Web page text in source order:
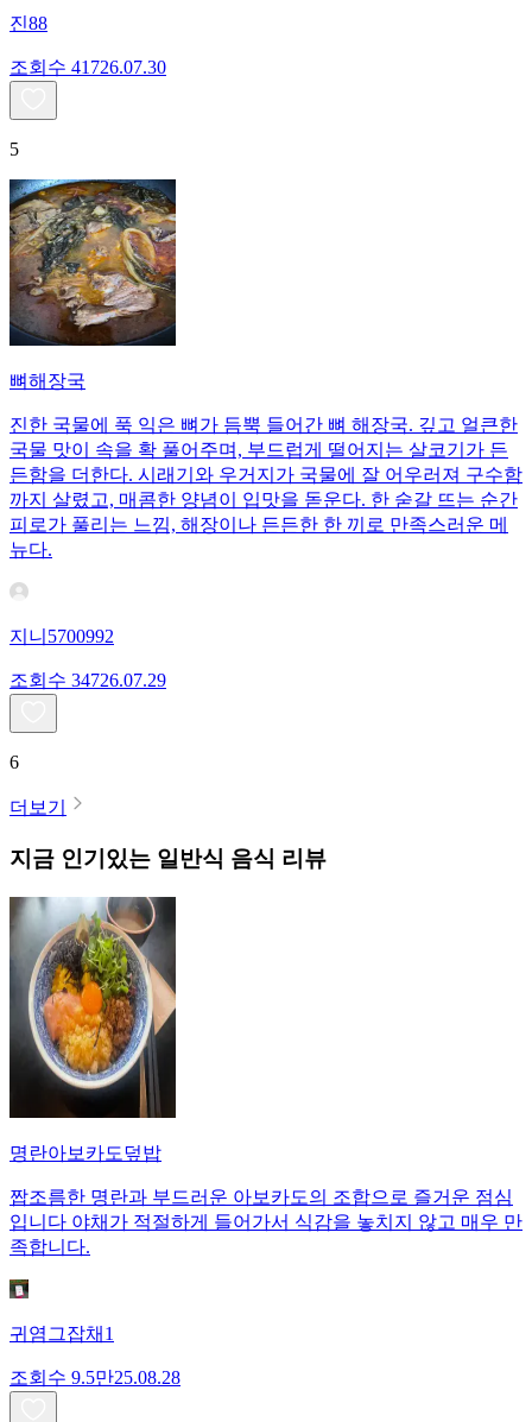
진88
조회수 41726.07.30
5
뼈해장국
진한 국물에 푹 익은 뼈가 듬뿍 들어간 뼈 해장국. 깊고 얼큰한
국물 맛이 속을 확 풀어주며, 부드럽게 떨어지는 살코기가 든
든함을 더한다. 시래기와 우거지가 국물에 잘 어우러져 구수함
까지 살렸고, 매콤한 양념이 입맛을 돋운다. 한 숟갈 뜨는 순간
피로가 풀리는 느낌, 해장이나 든든한 한 끼로 만족스러운 메
뉴다.
지니5700992
조회수 34726.07.29
6
더보기
지금 인기있는 일반식 음식 리뷰
명란아보카도덮밥
짭조름한 명란과 부드러운 아보카도의 조합으로 즐거운 점심
입니다 야채가 적절하게 들어가서 식감을 놓치지 않고 매우 만
족합니다.
귀염그잡채1
조회수 9.5만25.08.28